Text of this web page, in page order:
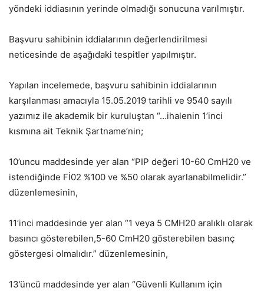
yöndeki iddiasının yerinde olmadığı sonucuna varılmıştır.
Başvuru sahibinin iddialarının değerlendirilmesi
neticesinde de aşağıdaki tespitler yapılmıştır.
Yapılan incelemede, başvuru sahibinin iddialarının
karşılanması amacıyla 15.05.2019 tarihli ve 9540 sayılı
yazımız ile akademik bir kuruluştan “…ihalenin 1’inci
kısmına ait Teknik Şartname’nin;
10’uncu maddesinde yer alan “PIP değeri 10-60 CmH20 ve
istendiğinde Fİ02 %100 ve %50 olarak ayarlanabilmelidir.”
düzenlemesinin,
11’inci maddesinde yer alan “1 veya 5 CMH20 aralıklı olarak
basıncı gösterebilen,5-60 CmH20 gösterebilen basınç
göstergesi olmalıdır.” düzenlemesinin,
13’üncü maddesinde yer alan “Güvenli Kullanım için